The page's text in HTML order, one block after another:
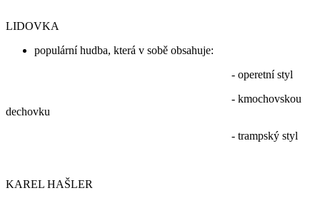
LIDOVKA
populární hudba, která v sobě obsahuje:
- operetní styl
- kmochovskou
dechovku
- trampský styl
KAREL HAŠLER